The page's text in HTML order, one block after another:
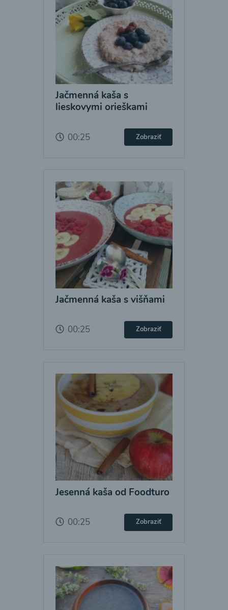
Jačmenná kaša s
lieskovymi orieškami
00:25 Zobraziť
Jačmenná kaša s višňami
00:25 Zobraziť
Jesenná kaša od Foodturo
00:25 Zobraziť